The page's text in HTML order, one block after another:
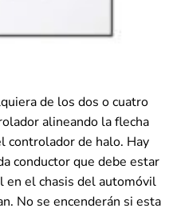
de los dos o cuatro
alineando la flecha
controlador de halo. Hay
conductor que debe estar
en el chasis del automóvil
No se encenderán si esta